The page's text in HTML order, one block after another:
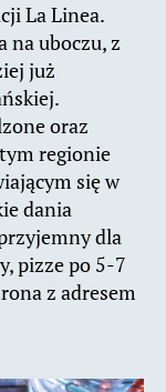
La Linea.
na uboczu, z
już
oraz
regionie
się w
dania
dla
pizze po 5-7
z adresem